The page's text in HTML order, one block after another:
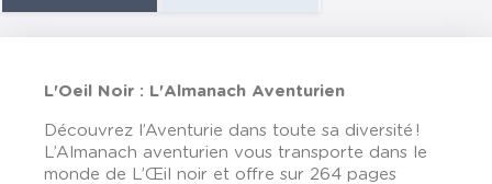
L'Oeil Noir : L'Almanach Aventurien
Découvrez l’Aventurie dans toute sa diversité !
L’Almanach aventurien vous transporte dans le
monde de L’Œil noir et offre sur 264 pages